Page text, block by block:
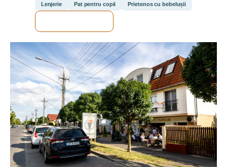
Lenjerie Pat pentru copii Prietenos cu bebelușii